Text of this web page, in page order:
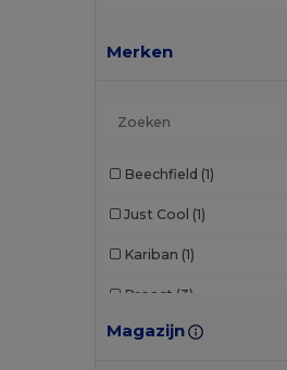
Merken
Beechfield (1)
Just Cool (1)
Kariban (1)
Proact (3)
Quadra (1)
Magazijn